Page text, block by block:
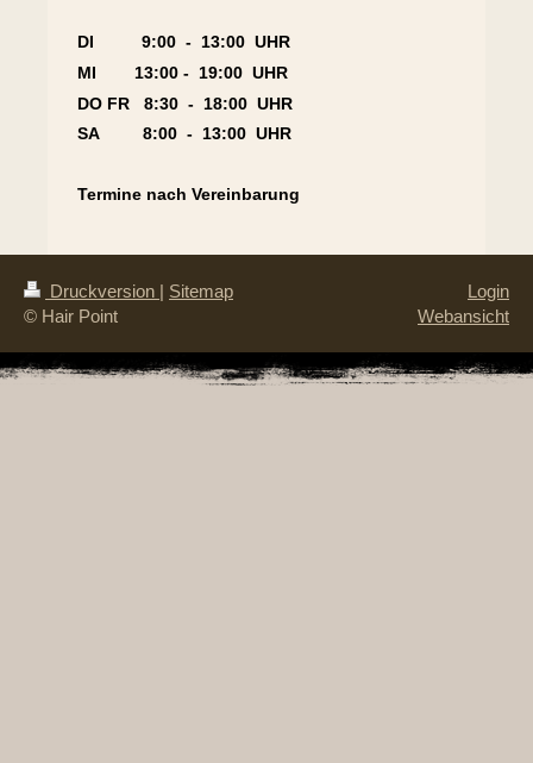
DI 9:00 - 13:00 UHR
MI 13:00 - 19:00 UHR
DO FR 8:30 - 18:00 UHR
SA 8:00 - 13:00 UHR
Termine nach Vereinbarung
Druckversion | Sitemap
© Hair Point
Login
Webansicht